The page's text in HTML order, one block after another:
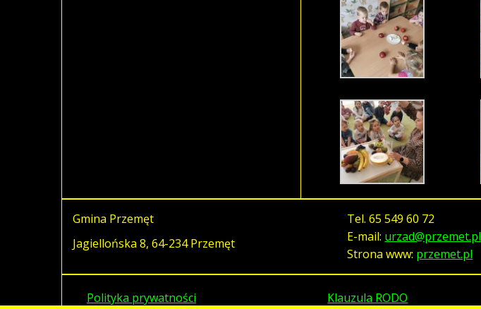
Gmina Przemęt
Jagiellońska 8, 64-234 Przemęt
Tel.65 549 60 72
E-mail: urzad@przemet.pl
Strona www: przemet.pl
Polityka prywatności Klauzula RODO